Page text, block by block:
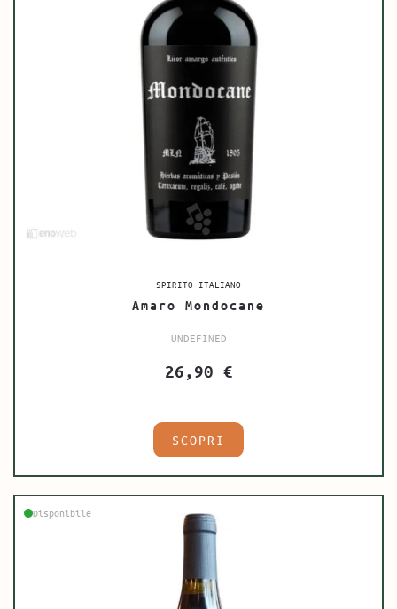
SPIRITO ITALIANO
Amaro Mondocane
UNDEFINED
26,90 €
SCOPRI
Disponibile